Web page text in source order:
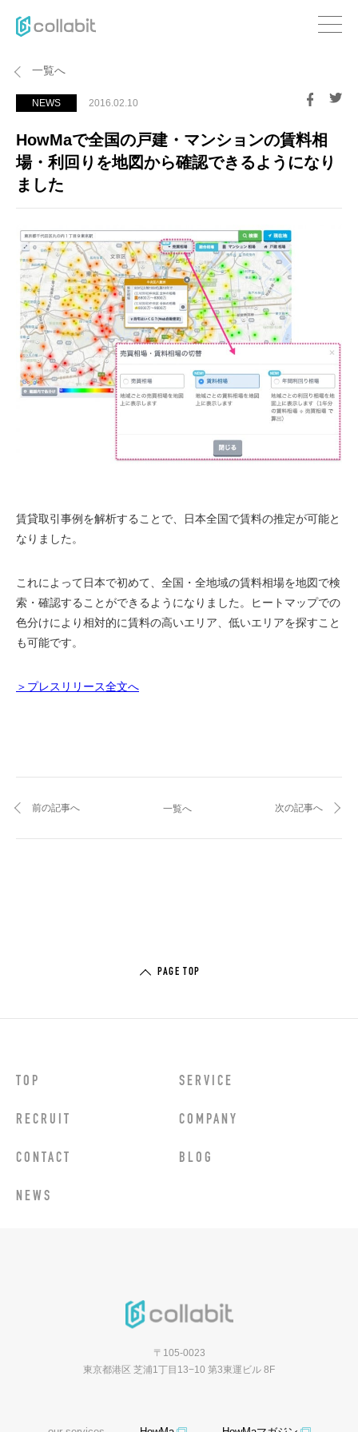
一覧へ
NEWS 2016.02.10
HowMaで全国の戸建・マンションの賃料相
場・利回りを地図から確認できるようになり
ました
賃貸取引事例を解析することで、日本全国で賃料の推定が可能と
なりました。
これによって日本で初めて、全国・全地域の賃料相場を地図で検
索・確認することができるようになりました。ヒートマップでの
色分けにより相対的に賃料の高いエリア、低いエリアを探すこと
も可能です。
＞プレスリリース全文へ
前の記事へ 一覧へ 次の記事へ
PAGE TOP
TOP SERVICE
RECRUIT COMPANY
CONTACT BLOG
NEWS
〒105-0023
東京都港区 芝浦1丁目13−10 第3東運ビル 8F